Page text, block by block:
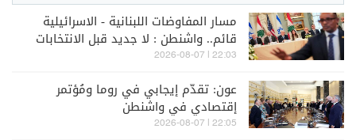
مسار المفاوضات اللبنانية - الاسرائيلية
قائم.. واشنطن : لا جديد قبل الانتخابات
الإسـرائيلية
22:03 | 2026-08-07
عون: تقدّم إيجابي في روما ومُؤتمر
إقتصادي في واشنطن
22:05 | 2026-08-07